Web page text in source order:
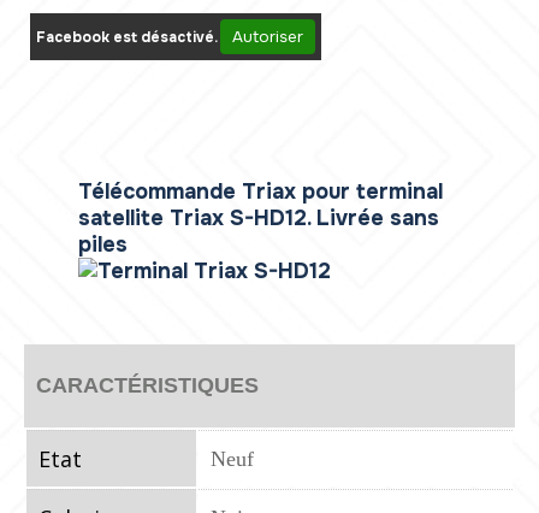
Facebook est désactivé. Autoriser
Télécommande Triax pour terminal
satellite Triax S-HD12. Livrée sans
piles
CARACTÉRISTIQUES
Etat Neuf